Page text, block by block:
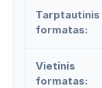
Tarptautinis
formatas:
Vietinis
formatas: